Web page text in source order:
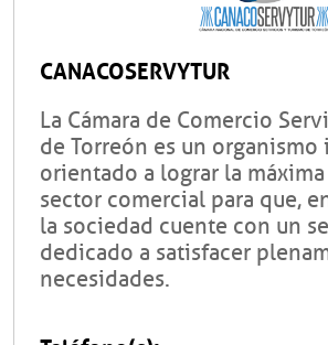
CANACOSERVYTUR
La Cámara de Comercio
de Torreón es un
orientado a lograr la
sector comercial para que,
la sociedad cuente con un
dedicado a satisfacer
necesidades.